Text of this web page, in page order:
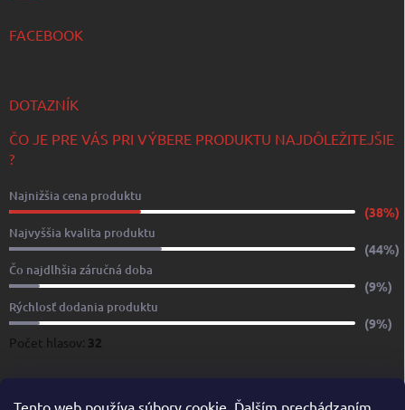
Tento web používa súbory cookie. Ďalším prechádzaním
FACEBOOK
DOTAZNÍK
ČO JE PRE VÁS PRI VÝBERE PRODUKTU NAJDÔLEŽITEJŠIE
?
Najnižšia cena produktu
(38%)
Najvyššia kvalita produktu
(44%)
Čo najdlhšia záručná doba
(9%)
Rýchlosť dodania produktu
(9%)
Počet hlasov: 32
www.yachtshop.sk www.limoservices.sk www.taxisluzba.com